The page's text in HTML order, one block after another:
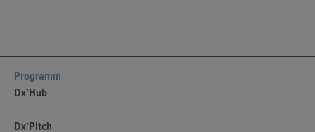
Programm
Dx'Hub
Dx'Pitch